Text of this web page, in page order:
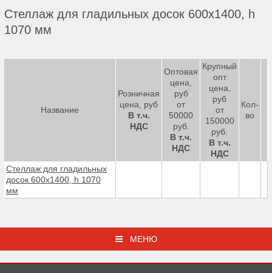
Стеллаж для гладильных досок 600х1400, h
1070 мм
Название
Розничная
цена, руб
В т.ч.
НДС
Оптовая
цена,
руб
от
50000
руб.
В т.ч.
НДС
Крупный
опт
цена,
руб
от
150000
руб.
В т.ч.
НДС
Кол-
во
Стеллаж для гладильных
досок 600х1400, h 1070
мм
МЕНЮ